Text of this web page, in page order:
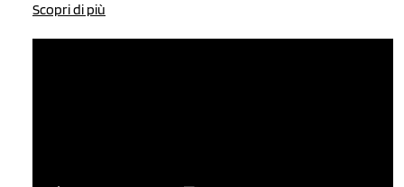
Scopri di più